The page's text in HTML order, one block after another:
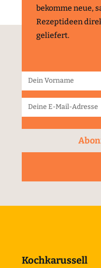
bekomme neue,
Rezeptideen
geliefert.
Kochkarussell